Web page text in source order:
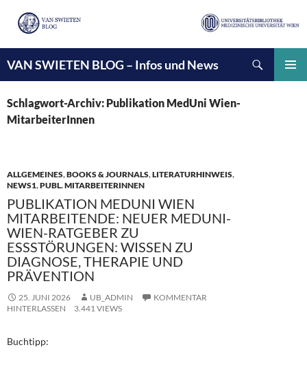
VAN SWIETEN BLOG – Infos und News
INHALT
SPRINGEN
Schlagwort-Archiv: Publikation MedUni Wien-
MitarbeiterInnen
ALLGEMEINES,BOOKS & JOURNALS,LITERATURHINWEIS,
NEWS1,PUBL. MITARBEITERINNEN
PUBLIKATION MEDUNI WIEN
MITARBEITENDE: NEUER MEDUNI-
WIEN-RATGEBER ZU
ESSSTÖRUNGEN: WISSEN ZU
DIAGNOSE, THERAPIE UND
PRÄVENTION
25. JUNI 2026 UB_ADMIN
KOMMENTAR
HINTERLASSEN
3.441 VIEWS
Buchtipp: